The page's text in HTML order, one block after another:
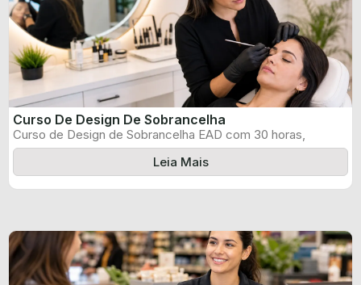
Curso De Design De Sobrancelha
Curso de Design de Sobrancelha EAD com 30 horas,
certificado informado pelo produtor ...
Leia Mais